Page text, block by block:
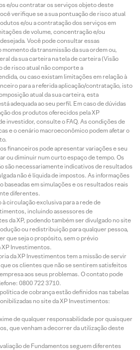
e/ou contratar os serviços objeto deste
verifique se a sua pontuação de risco atual
e/ou a contratação dos serviços em
de volume, concentração e/ou
Você pode consultar essas
da transmissão da sua ordem ou,
da sua carteira na tela de carteira (Visão
de risco atual não comporte a
ou caso existam limitações em relação à
para a referida aplicação/contratação, isto
atual da sua carteira, esta
adequada ao seu perfil. Em caso de dúvidas
dos produtos oferecidos pela XP
investidor, consulte o FAQ. As condições de
e o cenário macroeconômico podem afetar o
financeiros pode apresentar variações e seu
ou diminuir num curto espaço de tempo. Os
são necessariamente indicativos de resultados
não é líquida de impostos. As informações
baseadas em simulações e os resultados reais
diferentes.
circulação exclusiva para a rede de
incluindo assessores de
da XP, podendo também ser divulgado no site
ou redistribuição para qualquer pessoa,
que seja o propósito, sem o prévio
Investimentos.
da XP Investimentos tem a missão de servir
os clientes que não se sentirem satisfeitos
aos seus problemas. O contato pode
0800 722 3710.
de cobrança estão definidos nas tabelas
no site da XP Investimentos:
de qualquer responsabilidade por quaisquer
que venham a decorrer da utilização deste
de Fundamentos seguem diferentes